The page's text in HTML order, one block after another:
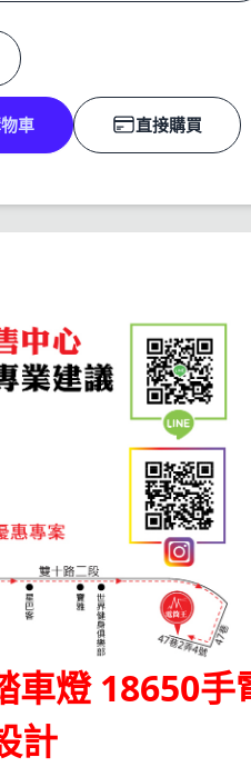
車 直接購買
車燈 18650手
計